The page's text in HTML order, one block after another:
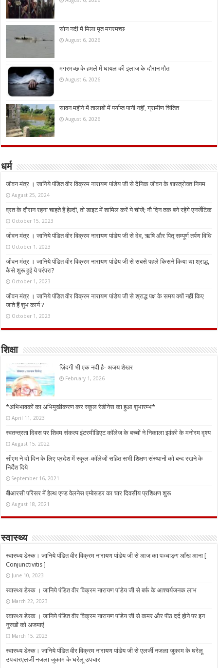
सोन नदी में मिला मृत मगरमच्छ
August 6, 2026
मगरमच्छ के हमले में घायल की इलाज के दौरान मौत
August 6, 2026
सावन महीने में तालाबों में पर्याप्त पानी नहीं, ग्रामीण चिंतित
August 6, 2026
धर्म
जीवन मंत्र । जानिये पंडित वीर विक्रम नारायण पांडेय जी से दैनिक जीवन के शास्त्रोक्त नियम
August 25, 2024
व्रत के दौरान रहना चाहते हैं हेल्दी, तो डाइट में शामिल करें ये चीजें; नौ दिन तक बने रहेंगे एनर्जेटिक
October 15, 2023
जीवन मंत्र । जानिये पंडित वीर विक्रम नारायण पांडेय जी से देव, ऋषि और पितृ सम्पूर्ण तर्पण विधि
October 1, 2023
जीवन मंत्र । जानिये पंडित वीर विक्रम नारायण पांडेय जी से सबसे पहले किसने किया था श्राद्ध,
कैसे शुरू हुई ये परंपरा?
October 1, 2023
जीवन मंत्र । जानिये पंडित वीर विक्रम नारायण पांडेय जी से श्राद्ध पक्ष के समय क्यों नहीं किए
जाते हैं शुभ कार्य ?
October 1, 2023
शिक्षा
ज़िंदगी भी एक नदी है- अजय शेखर
February 1, 2026
*अभिभावकों का अभिमुखीकरण कर स्कूल रेडीनेस का हुआ शुभारम्भ*
April 11, 2023
स्वतन्त्रता दिवस पर शिवम संकल्प इंटरमीडिएट कॉलेज के बच्चों ने निकाला झांकी के मनोरम दृश्य
August 15, 2022
सीएम ने दो दिन के लिए प्रदेश में स्कूल-कॉलेजों सहित सभी शिक्षण संस्थानों को बन्द रखने के
निर्देश दिये
September 16, 2021
बीआरसी परिसर में हेल्थ एण्ड वेलनेस एम्बेसडर का चार दिवसीय प्रशिक्षण शुरू
August 18, 2021
स्वास्थ्य
स्वास्थ्य डेस्क। जानिये पंडित वीर विक्रम नारायण पांडेय जी से आज का पञ्चाङ्ग आँख आना [
Conjunctivitis ]
June 10, 2023
स्वास्थ्य डेस्क । जानिये पंडित वीर विक्रम नारायण पांडेय जी से बर्फ के आश्चर्यजनक लाभ
March 22, 2023
स्वास्थ्य डेस्क । जानिये पंडित वीर विक्रम नारायण पांडेय जी से कमर और पीठ दर्द होने पर इन
नुस्‍खों को अजमाएं
March 15, 2023
स्वास्थ्य डेस्क। जानिये पंडित वीर विक्रम नारायण पांडेय जी से एलर्जी नजला जुकाम के घरेलू
उपचारएलर्जी नजला जुकाम के घरेलू उपचार